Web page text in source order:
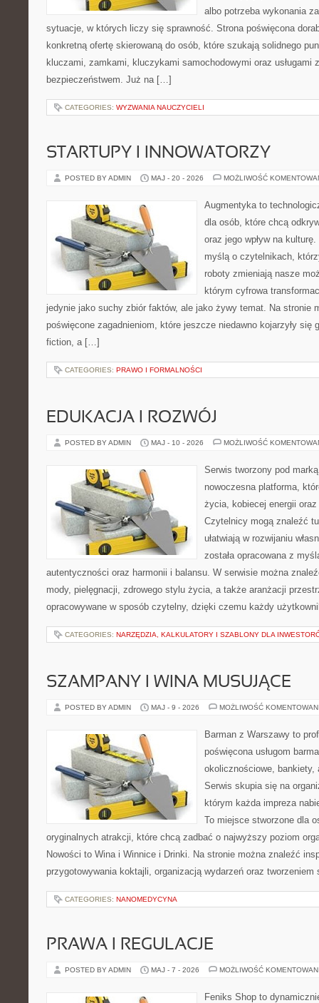
albo potrzeba wykonania
sytuacje, w których liczy się sprawność. Strona poświęcona
konkretną ofertę skierowaną do osób, które szukają solidnego
kluczami, zamkami, kluczykami samochodowymi oraz usługami
bezpieczeństwem. Już na […]
CATEGORIES: WYZWANIA NAUCZYCIELI
STARTUPY I INNOWATORZY
POSTED BY ADMIN MAJ - 20 - 2026 MOŻLIWOŚĆ
Augmentyka to
dla osób, które chcą
oraz jego wpływ na
myślą o czytelnikach,
roboty zmieniają nasze
którym cyfrowa
jedynie jako suchy zbiór faktów, ale jako żywy temat. Na stronie
poświęcone zagadnieniom, które jeszcze niedawno kojarzyły się
fiction, a […]
CATEGORIES: PRAWO I FORMALNOŚCI
EDUKACJA I ROZWÓJ
POSTED BY ADMIN MAJ - 10 - 2026 MOŻLIWOŚĆ
Serwis tworzony pod
nowoczesna platforma,
życia, kobiecej energii
Czytelnicy mogą znaleźć
ułatwiają w rozwijaniu
została opracowana z
autentyczności oraz harmonii i balansu. W serwisie można
mody, pielęgnacji, zdrowego stylu życia, a także aranżacji
opracowywane w sposób czytelny, dzięki czemu każdy
CATEGORIES: NARZĘDZIA, KALKULATORY I SZABLONY DLA
SZAMPANY I WINA MUSUJĄCE
POSTED BY ADMIN MAJ - 9 - 2026 MOŻLIWOŚĆ
Barman z Warszawy to
poświęcona usługom
okolicznościowe,
Serwis skupia się na
którym każda impreza
To miejsce stworzone dla
oryginalnych atrakcji, które chcą zadbać o najwyższy poziom
Nowości to Wina i Winnice i Drinki. Na stronie można znaleźć
przygotowywania koktajli, organizacją wydarzeń oraz
CATEGORIES: NANOMEDYCYNA
PRAWA I REGULACJE
POSTED BY ADMIN MAJ - 7 - 2026 MOŻLIWOŚĆ
Feniks Shop to